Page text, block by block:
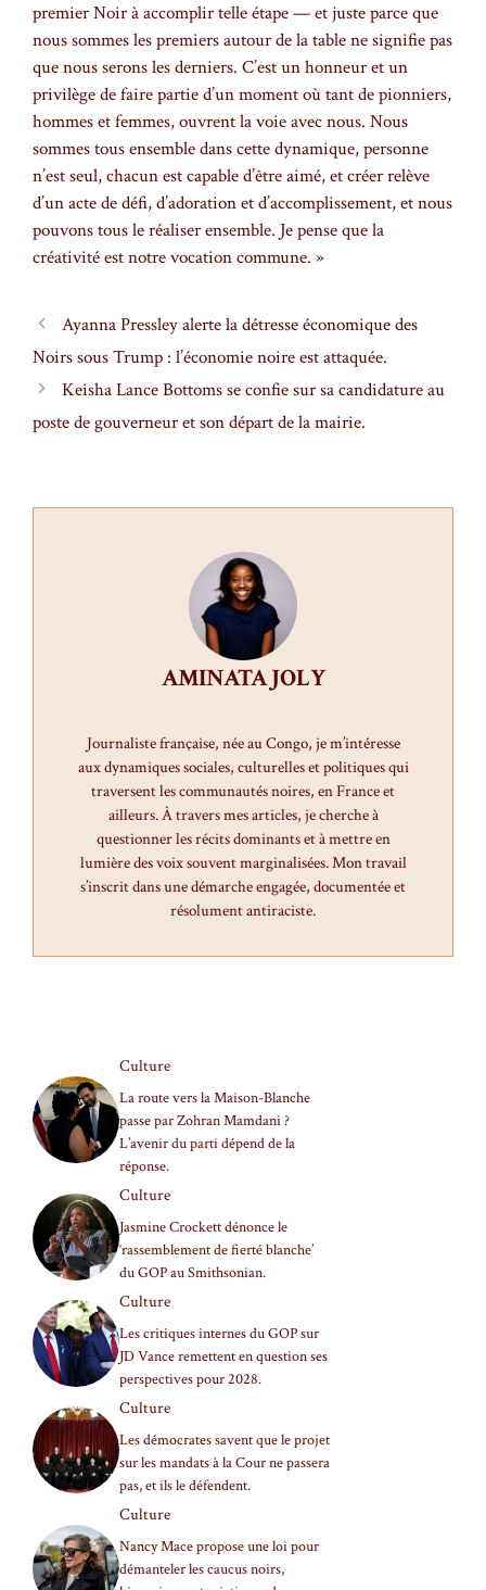
premier Noir à accomplir telle étape — et juste parce que
nous sommes les premiers autour de la table ne signifie pas
que nous serons les derniers. C’est un honneur et un
privilège de faire partie d’un moment où tant de pionniers,
hommes et femmes, ouvrent la voie avec nous. Nous
sommes tous ensemble dans cette dynamique, personne
n’est seul, chacun est capable d’être aimé, et créer relève
d’un acte de défi, d’adoration et d’accomplissement, et nous
pouvons tous le réaliser ensemble. Je pense que la
créativité est notre vocation commune. »
Ayanna Pressley alerte la détresse économique des
Noirs sous Trump : l’économie noire est attaquée.
Keisha Lance Bottoms se confie sur sa candidature au
poste de gouverneur et son départ de la mairie.
AMINATA JOLY
Journaliste française, née au Congo, je m’intéresse
aux dynamiques sociales, culturelles et politiques qui
traversent les communautés noires, en France et
ailleurs. À travers mes articles, je cherche à
questionner les récits dominants et à mettre en
lumière des voix souvent marginalisées. Mon travail
s’inscrit dans une démarche engagée, documentée et
résolument antiraciste.
Culture
La route vers la Maison-Blanche
passe par Zohran Mamdani ?
L’avenir du parti dépend de la
réponse.
Culture
Jasmine Crockett dénonce le
‘rassemblement de fierté blanche’
du GOP au Smithsonian.
Culture
Les critiques internes du GOP sur
JD Vance remettent en question ses
perspectives pour 2028.
Culture
Les démocrates savent que le projet
sur les mandats à la Cour ne passera
pas, et ils le défendent.
Culture
Nancy Mace propose une loi pour
démanteler les caucus noirs,